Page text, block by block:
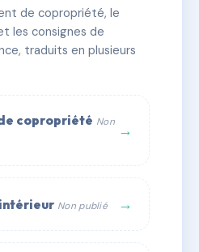
Tournus
🏗 1 bâtiment(s)
Digital 💬 WhatsApp
de copropriété, le
les consignes de
traduits en plusieurs
copropriété Non →
Non publié →